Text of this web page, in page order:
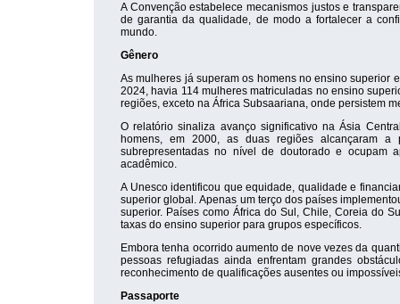
A Convenção estabelece mecanismos justos e
de garantia da qualidade, de modo a fortalecer a
mundo.
Gênero
As mulheres já superam os homens no ensino superior
2024, havia 114 mulheres matriculadas no ensino
regiões, exceto na África Subsaariana, onde persistem
O relatório sinaliza avanço significativo na Ásia
homens, em 2000, as duas regiões alcançaram a
subrepresentadas no nível de doutorado e
acadêmico.
A Unesco identificou que equidade, qualidade e
superior global. Apenas um terço dos países
superior. Países como África do Sul, Chile, Coreia do
taxas do ensino superior para grupos específicos.
Embora tenha ocorrido aumento de nove vezes da
pessoas refugiadas ainda enfrentam grandes
reconhecimento de qualificações ausentes ou
Passaporte